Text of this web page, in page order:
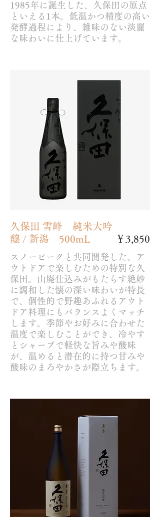
1985年に誕生した、久保田の原点
といえる1本。低温かつ精度の高い
発酵過程により、雑味のない淡麗
な味わいに仕上げています。
久保田 雪峰 純米大吟
醸 / 新潟 500mL
スノーピークと共同開発した、ア
ウトドアで楽しむための特別な久
保田。山廃仕込みがもたらす絶妙
に調和した懐の深い味わいが特長
で、個性的で野趣あふれるアウト
ドア料理にもバランスよくマッチ
します。季節やお好みに合わせた
温度で楽しむことができ、冷やす
とシャープで軽快な旨みや酸味
が、温めると潜在的に持つ甘みや
酸味のまろやかさが際立ちます。
￥3,850